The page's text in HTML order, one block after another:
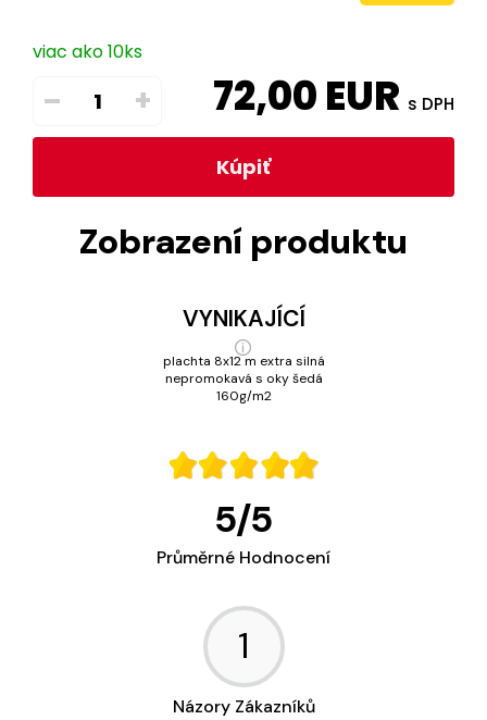
viac ako 10ks
– + 72,00EUR s DPH
Kúpiť
Zobrazení produktu
VYNIKAJÍCÍ
plachta 8x12 m extra silná
nepromokavá s oky šedá
160g/m2
5/5
Průměrné Hodnocení
1
Názory Zákazníků